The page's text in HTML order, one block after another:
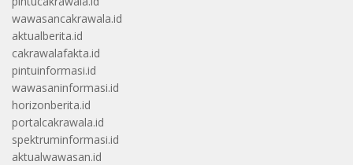
wawasancakrawala.id
aktualberita.id
cakrawalafakta.id
pintuinformasi.id
wawasaninformasi.id
horizonberita.id
portalcakrawala.id
spektruminformasi.id
aktualwawasan.id